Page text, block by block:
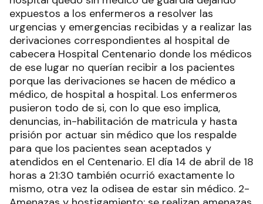
expuestos a los enfermeros a resolver las
urgencias y emergencias recibidas y a realizar las
derivaciones correspondientes al hospital de
cabecera Hospital Centenario donde los médicos
de ese lugar no querían recibir a los pacientes
porque las derivaciones se hacen de médico a
médico, de hospital a hospital. Los enfermeros
pusieron todo de si, con lo que eso implica,
denuncias, in-habilitación de matricula y hasta
prisión por actuar sin médico que los respalde
para que los pacientes sean aceptados y
atendidos en el Centenario. El día 14 de abril de 18
horas a 21:30 también ocurrió exactamente lo
mismo, otra vez la odisea de estar sin médico. 2-